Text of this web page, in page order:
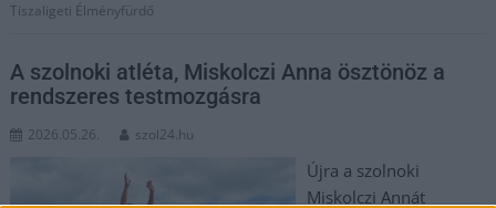
Tiszaligeti Élményfürdő
A szolnoki atléta, Miskolczi Anna ösztönöz a
rendszeres testmozgásra
2026.05.26. szol24.hu
Újra a szolnoki
Miskolczi Annát